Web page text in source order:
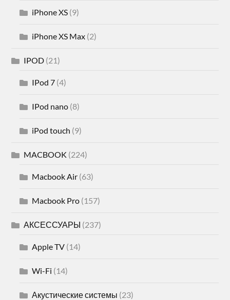
iPhone XS (9)
iPhone XS Max (2)
IPOD (21)
IPod 7 (4)
IPod nano (8)
iPod touch (9)
MACBOOK (224)
Macbook Air (63)
Macbook Pro (157)
АКСЕССУАРЫ (237)
Apple TV (14)
Wi-Fi (14)
Акустические системы (23)